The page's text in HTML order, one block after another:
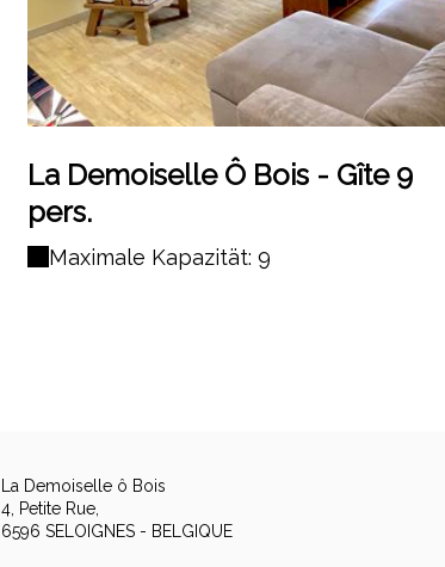
La Demoiselle Ô Bois - Gîte 9
pers.
Maximale Kapazität: 9
La Demoiselle ô Bois
4, Petite Rue,
6596 SELOIGNES - BELGIQUE